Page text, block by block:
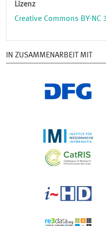
Lizenz
Creative Commons BY-NC
IN ZUSAMMENARBEIT MIT